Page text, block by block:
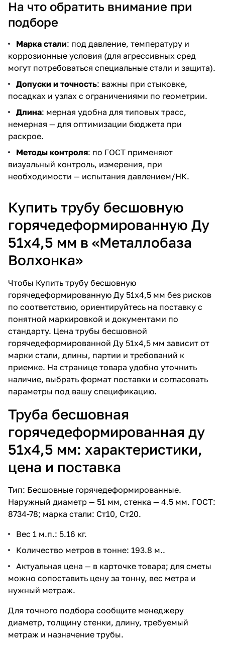
На что обратить внимание при
подборе
Марка стали: под давление, температуру и
коррозионные условия (для агрессивных сред
могут потребоваться специальные стали и защита).
Допуски и точность: важны при стыковке,
посадках и узлах с ограничениями по геометрии.
Длина: мерная удобна для типовых трасс,
немерная — для оптимизации бюджета при
раскрое.
Методы контроля: по ГОСТ применяют
визуальный контроль, измерения, при
необходимости — испытания давлением/НК.
Купить трубу бесшовную
горячедеформированную Ду
51х4,5 мм в «Металлобаза
Волхонка»
Чтобы Купить трубу бесшовную
горячедеформированную Ду 51х4,5 мм без рисков
по соответствию, ориентируйтесь на поставку с
понятной маркировкой и документами по
стандарту. Цена трубы бесшовной
горячедеформированной Ду 51х4,5 мм зависит от
марки стали, длины, партии и требований к
приемке. На странице товара удобно уточнить
наличие, выбрать формат поставки и согласовать
параметры под вашу спецификацию.
Труба бесшовная
горячедеформированная ду
51х4,5 мм: характеристики,
цена и поставка
Тип: Бесшовные горячедеформированные.
Наружный диаметр — 51 мм, стенка — 4.5 мм. ГОСТ:
8734-78; марка стали: Ст10, Ст20.
Вес 1 м.п.: 5.16 кг.
Количество метров в тонне: 193.8 м..
Актуальная цена — в карточке товара; для сметы
можно сопоставить цену за тонну, вес метра и
нужный метраж.
Для точного подбора сообщите менеджеру
диаметр, толщину стенки, длину, требуемый
метраж и назначение трубы.